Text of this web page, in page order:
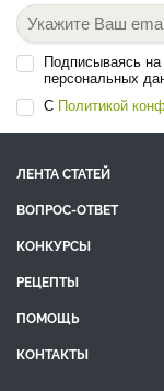
Подписываясь
персональных
С Политикой
ЛЕНТА СТАТЕЙ
ВОПРОС-ОТВЕТ
КОНКУРСЫ
РЕЦЕПТЫ
ПОМОЩЬ
КОНТАКТЫ